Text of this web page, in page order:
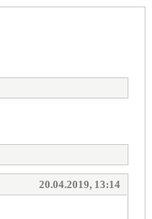
20.04.2019, 13:14